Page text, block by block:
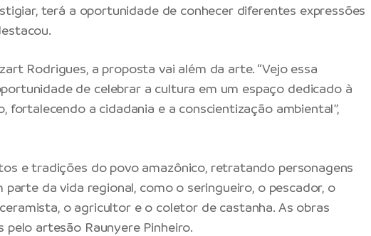
terá a oportunidade de conhecer diferentes expressões
Rodrigues, a proposta vai além da arte. “Vejo essa
de celebrar a cultura em um espaço dedicado à
fortalecendo a cidadania e a conscientização ambiental”,
e tradições do povo amazônico, retratando personagens
parte da vida regional, como o seringueiro, o pescador, o
o agricultor e o coletor de castanha. As obras
pelo artesão Raunyere Pinheiro.